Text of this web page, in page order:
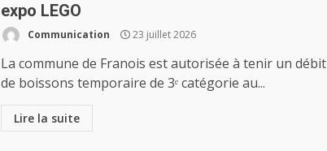
expo LEGO
Communication 23 juillet 2026
La commune de Franois est autorisée à tenir un débit
de boissons temporaire de 3ᵉ catégorie au...
Lire la suite